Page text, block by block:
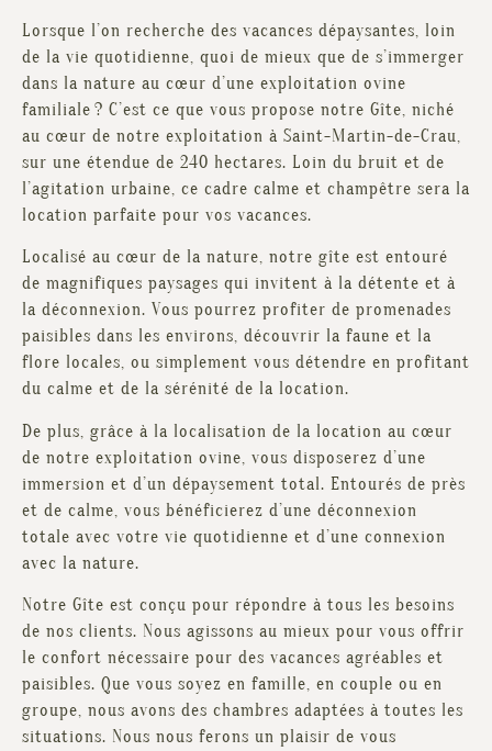
Lorsque l’on recherche des vacances dépaysantes, loin
de la vie quotidienne, quoi de mieux que de s’immerger
dans la nature au cœur d’une exploitation ovine
familiale ? C’est ce que vous propose notre Gîte, niché
au cœur de notre exploitation à Saint-Martin-de-Crau,
sur une étendue de 240 hectares. Loin du bruit et de
l’agitation urbaine, ce cadre calme et champêtre sera la
location parfaite pour vos vacances.
Localisé au cœur de la nature, notre gîte est entouré
de magnifiques paysages qui invitent à la détente et à
la déconnexion. Vous pourrez profiter de promenades
paisibles dans les environs, découvrir la faune et la
flore locales, ou simplement vous détendre en profitant
du calme et de la sérénité de la location.
De plus, grâce à la localisation de la location au cœur
de notre exploitation ovine, vous disposerez d’une
immersion et d’un dépaysement total. Entourés de près
et de calme, vous bénéficierez d’une déconnexion
totale avec votre vie quotidienne et d’une connexion
avec la nature.
Notre Gîte est conçu pour répondre à tous les besoins
de nos clients. Nous agissons au mieux pour vous offrir
le confort nécessaire pour des vacances agréables et
paisibles. Que vous soyez en famille, en couple ou en
groupe, nous avons des chambres adaptées à toutes les
situations. Nous nous ferons un plaisir de vous